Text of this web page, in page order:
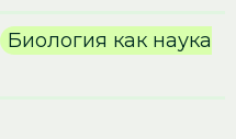
Биология как наука